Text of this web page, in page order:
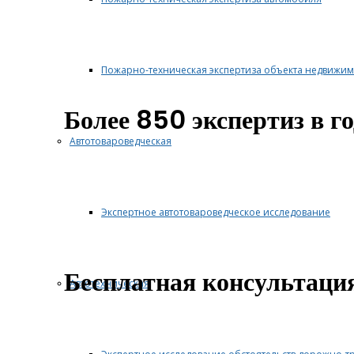
Пожарно-техническая экспертиза объекта
Автотовароведческая
Экспертное автотовароведческое исследование
Автотехническая
Более 850 экспертиз в
Бесплатная